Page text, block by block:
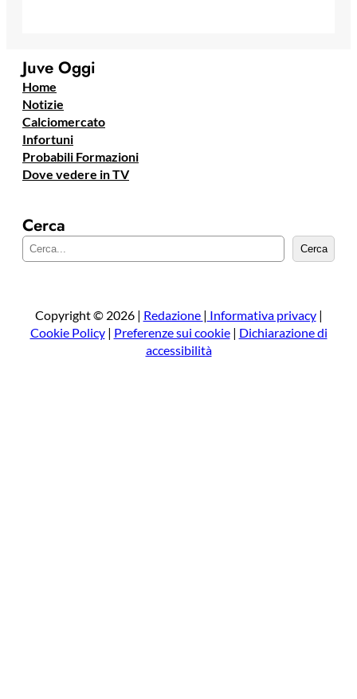
Juve Oggi
Home
Notizie
Calciomercato
Infortuni
Probabili Formazioni
Dove vedere in TV
Cerca
e
a
Cerca
Copyright © 2026 | Redazione | Informativa privacy|
Cookie Policy| Preferenze sui cookie| Dichiarazione di
accessibilità